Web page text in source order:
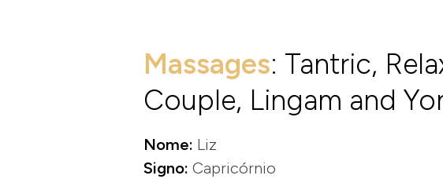
Massages: Tantric,
Couple, Lingam and
Nome: Liz
Signo: Capricórnio